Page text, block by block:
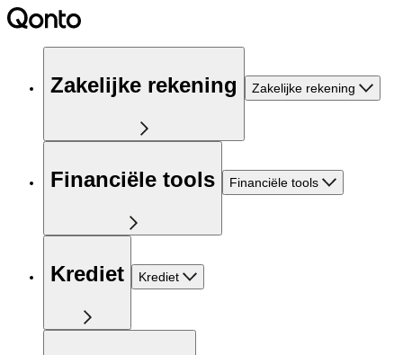
Zakelijke rekening Zakelijke rekening
Financiële tools Financiële tools
Krediet Krediet